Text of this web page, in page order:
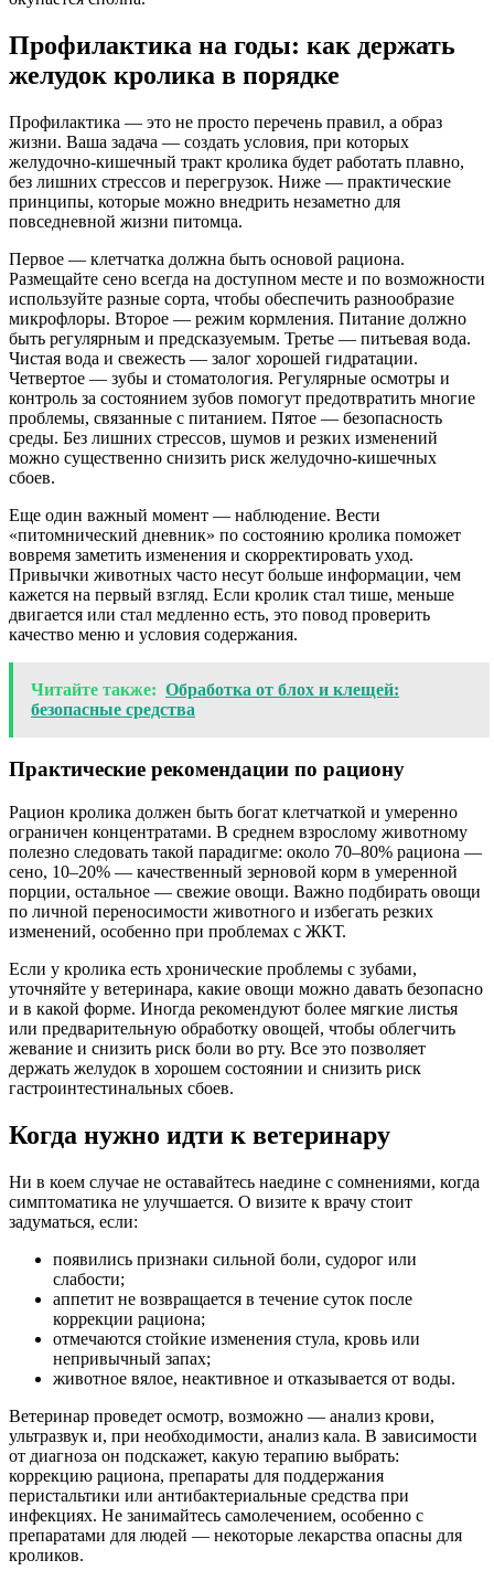
Профилактика на годы: как держать
желудок кролика в порядке
Профилактика — это не просто перечень правил, а образ
жизни. Ваша задача — создать условия, при которых
желудочно-кишечный тракт кролика будет работать плавно,
без лишних стрессов и перегрузок. Ниже — практические
принципы, которые можно внедрить незаметно для
повседневной жизни питомца.
Первое — клетчатка должна быть основой рациона.
Размещайте сено всегда на доступном месте и по возможности
используйте разные сорта, чтобы обеспечить разнообразие
микрофлоры. Второе — режим кормления. Питание должно
быть регулярным и предсказуемым. Третье — питьевая вода.
Чистая вода и свежесть — залог хорошей гидратации.
Четвертое — зубы и стоматология. Регулярные осмотры и
контроль за состоянием зубов помогут предотвратить многие
проблемы, связанные с питанием. Пятое — безопасность
среды. Без лишних стрессов, шумов и резких изменений
можно существенно снизить риск желудочно-кишечных
сбоев.
Еще один важный момент — наблюдение. Вести
«питомнический дневник» по состоянию кролика поможет
вовремя заметить изменения и скорректировать уход.
Привычки животных часто несут больше информации, чем
кажется на первый взгляд. Если кролик стал тише, меньше
двигается или стал медленно есть, это повод проверить
качество меню и условия содержания.
Читайте также: Обработка от блох и клещей:
безопасные средства
Практические рекомендации по рациону
Рацион кролика должен быть богат клетчаткой и умеренно
ограничен концентратами. В среднем взрослому животному
полезно следовать такой парадигме: около 70–80% рациона —
сено, 10–20% — качественный зерновой корм в умеренной
порции, остальное — свежие овощи. Важно подбирать овощи
по личной переносимости животного и избегать резких
изменений, особенно при проблемах с ЖКТ.
Если у кролика есть хронические проблемы с зубами,
уточняйте у ветеринара, какие овощи можно давать безопасно
и в какой форме. Иногда рекомендуют более мягкие листья
или предварительную обработку овощей, чтобы облегчить
жевание и снизить риск боли во рту. Все это позволяет
держать желудок в хорошем состоянии и снизить риск
гастроинтестинальных сбоев.
Когда нужно идти к ветеринару
Ни в коем случае не оставайтесь наедине с сомнениями, когда
симптоматика не улучшается. О визите к врачу стоит
задуматься, если:
появились признаки сильной боли, судорог или
слабости;
аппетит не возвращается в течение суток после
коррекции рациона;
отмечаются стойкие изменения стула, кровь или
непривычный запах;
животное вялое, неактивное и отказывается от воды.
Ветеринар проведет осмотр, возможно — анализ крови,
ультразвук и, при необходимости, анализ кала. В зависимости
от диагноза он подскажет, какую терапию выбрать:
коррекцию рациона, препараты для поддержания
перистальтики или антибактериальные средства при
инфекциях. Не занимайтесь самолечением, особенно с
препаратами для людей — некоторые лекарства опасны для
кроликов.